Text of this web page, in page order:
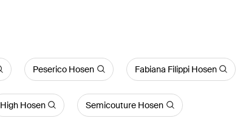
Peserico Hosen Fabiana Filippi Hosen
High Hosen Semicouture Hosen